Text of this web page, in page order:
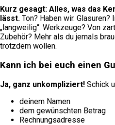
Kurz gesagt: Alles, was das
lässt. Ton? Haben wir. Glasuren?
„langweilig“. Werkzeuge? Von
Zubehör? Mehr als du jemals
trotzdem wollen.
Kann ich bei euch einen
Ja, ganz unkompliziert! Schick
deinem Namen
dem gewünschten Betrag
Rechnungsadresse